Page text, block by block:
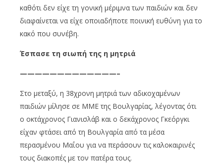
καθότι δεν είχε τη γονική μέριμνα των παιδιών και δεν
διαφαίνεται να είχε οποιαδήποτε ποινική ευθύνη για το
κακό που συνέβη.
Έσπασε τη σιωπή της η μητριά
—————————————–
Στο μεταξύ, η 38χρονη μητριά των αδικοχαμένων
παιδιών μίλησε σε ΜΜΕ της Βουλγαρίας, λέγοντας ότι
ο οκτάχρονος Γιανισλάβ και ο δεκάχρονος Γκεόργκι
είχαν φτάσει από τη Βουλγαρία από τα μέσα
περασμένου Μαΐου για να περάσουν τις καλοκαιρινές
τους διακοπές με τον πατέρα τους.